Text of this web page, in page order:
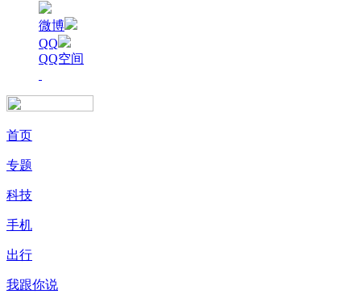
微博
QQ
QQ空间
首页
专题
科技
手机
出行
我跟你说